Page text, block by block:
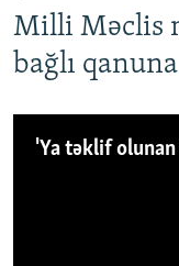
Milli Məclis
bağlı